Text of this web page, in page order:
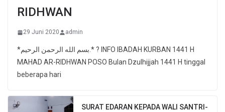
RIDHWAN
29 Juni 2020 admin
*بسم الله الرحمن الرحيم.* ? INFO IBADAH KURBAN 1441 H
MAHAD AR-RIDHWAN POSO Bulan Dzulhijjah 1441 H tinggal
beberapa hari
SURAT EDARAN KEPADA WALI SANTRI-